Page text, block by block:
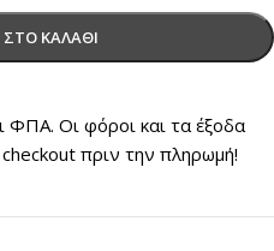
ΚΑΛΆΘΙ
ΦΠΑ. Οι φόροι και τα έξοδα
πριν την πληρωμή!